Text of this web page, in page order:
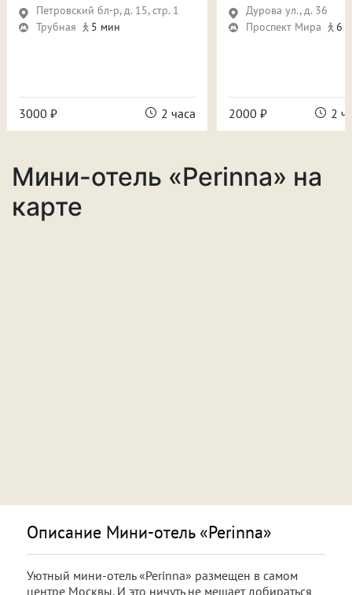
Петровский бл-р, д. 15, стр. 1
Трубная
5 мин
3000 ₽ 2 часа
Дурова ул., д. 36
Проспект Мира
6
2000 ₽ 2
Мини-отель «Perinna» на
карте
Описание Мини-отель «Perinna»
Уютный мини-отель «Perinna» размещен в самом
центре Москвы. И это ничуть не мешает добираться